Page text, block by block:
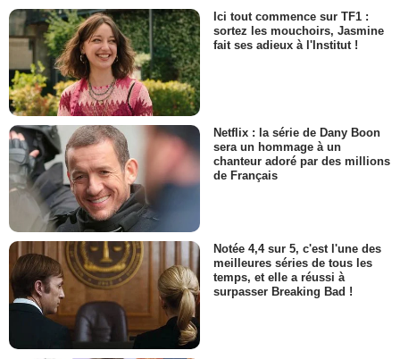
Ici tout commence sur TF1 :
sortez les mouchoirs, Jasmine
fait ses adieux à l'Institut !
Netflix : la série de Dany Boon
sera un hommage à un
chanteur adoré par des millions
de Français
Notée 4,4 sur 5, c'est l'une des
meilleures séries de tous les
temps, et elle a réussi à
surpasser Breaking Bad !